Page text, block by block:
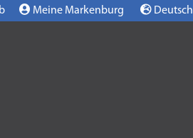
Meine Markenburg Deutsch